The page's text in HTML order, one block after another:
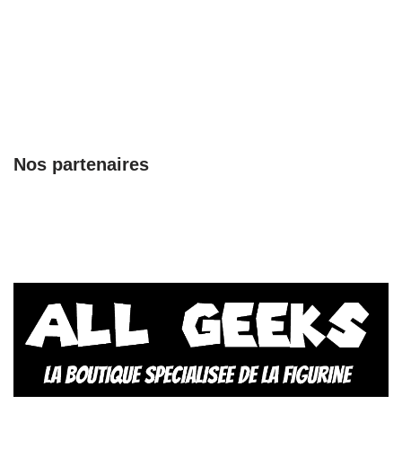
Nos partenaires